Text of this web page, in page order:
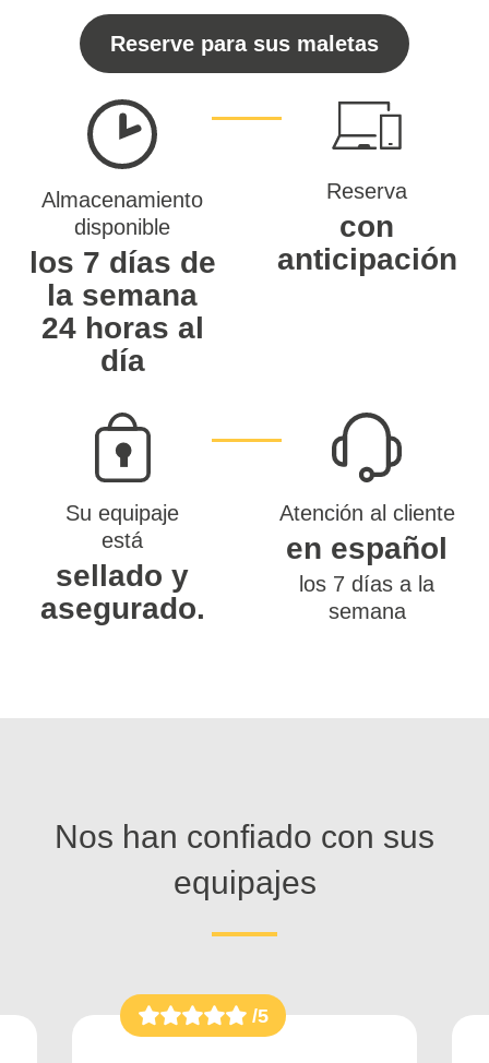
Reserve para sus maletas
Almacenamiento
disponible
los 7 días de
la semana
24 horas al
día
Reserva
con
anticipación
Su equipaje
está
sellado y
asegurado.
Atención al cliente
en español
los 7 días a la
semana
Nos han confiado con sus
equipajes
/5